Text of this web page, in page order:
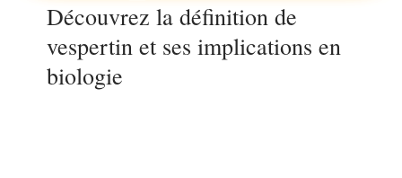
Découvrez la définition de
vespertin et ses implications en
biologie